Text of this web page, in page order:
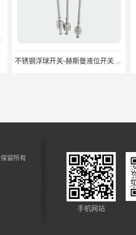
不锈钢浮球开关-赫斯曼液位开关定制-柏奥
保留所有
手机网站